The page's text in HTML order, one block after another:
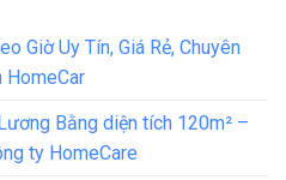
Giờ Uy Tín, Giá Rẻ, Chuyên
HomeCar
Bằng diện tích 120m² –
ty HomeCare